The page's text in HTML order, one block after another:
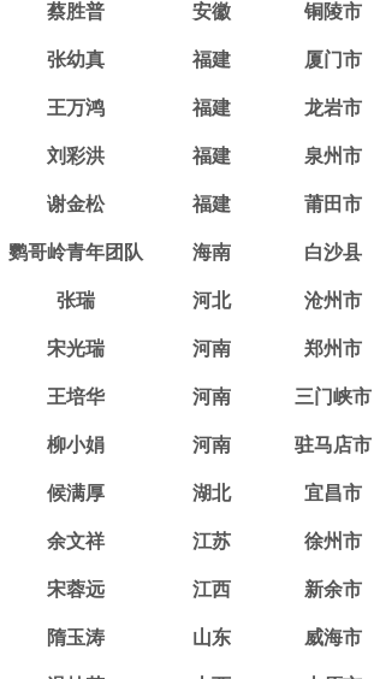
蔡胜普 安徽 铜陵市
张幼真 福建 厦门市
王万鸿 福建 龙岩市
刘彩洪 福建 泉州市
谢金松 福建 莆田市
鹦哥岭青年团队 海南 白沙县
张瑞 河北 沧州市
宋光瑞 河南 郑州市
王培华 河南 三门峡市
柳小娟 河南 驻马店市
候满厚 湖北 宜昌市
余文祥 江苏 徐州市
宋蓉远 江西 新余市
隋玉涛 山东 威海市